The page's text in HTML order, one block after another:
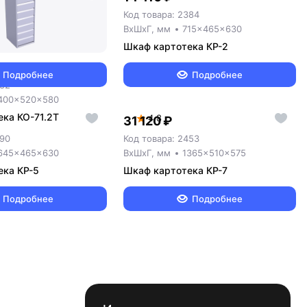
927 ₽
КО-71.2Т
Подробнее
Код товара: 2384
ВxШxГ, мм
715x465x630
Шкаф картотека КР-2
Подробнее
КР-5
Подробнее
4.8
31 120 ₽
Код товара: 2453
ВxШxГ, мм
1365x510x575
Шкаф картотека КР-7
Подробнее